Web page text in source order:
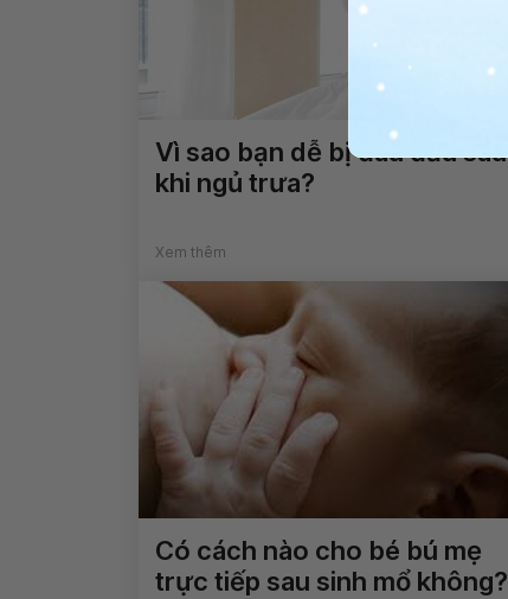
Vì sao bạn dễ bị đau đầu sau
khi ngủ trưa?
Xem thêm
Có cách nào cho bé bú mẹ
trực tiếp sau sinh mổ không?